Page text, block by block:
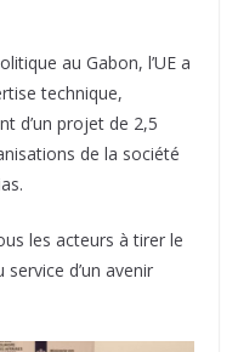
au Gabon, l’UE a
technique,
d’un projet de 2,5
de la société
les acteurs à tirer le
d’un avenir